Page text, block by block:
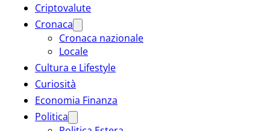
Criptovalute
Cronaca
Cronaca nazionale
Locale
Cultura e Lifestyle
Curiosità
Economia Finanza
Politica